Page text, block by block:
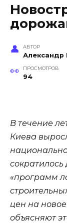
АВТОР
Александр
ПРОСМОТРОВ
94
В течение
Киева
«программ
цен на
объясняют